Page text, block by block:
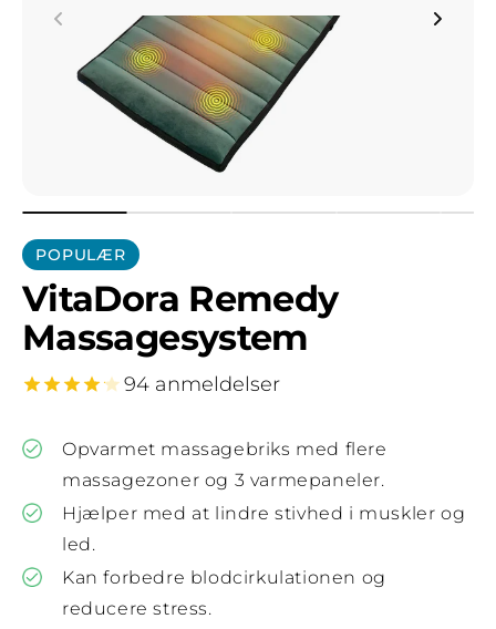
POPULÆR
VitaDora Remedy
Massagesystem
94 anmeldelser
Opvarmet massagebriks med flere
massagezoner og 3 varmepaneler.
Hjælper med at lindre stivhed i muskler og
led.
Kan forbedre blodcirkulationen og
reducere stress.